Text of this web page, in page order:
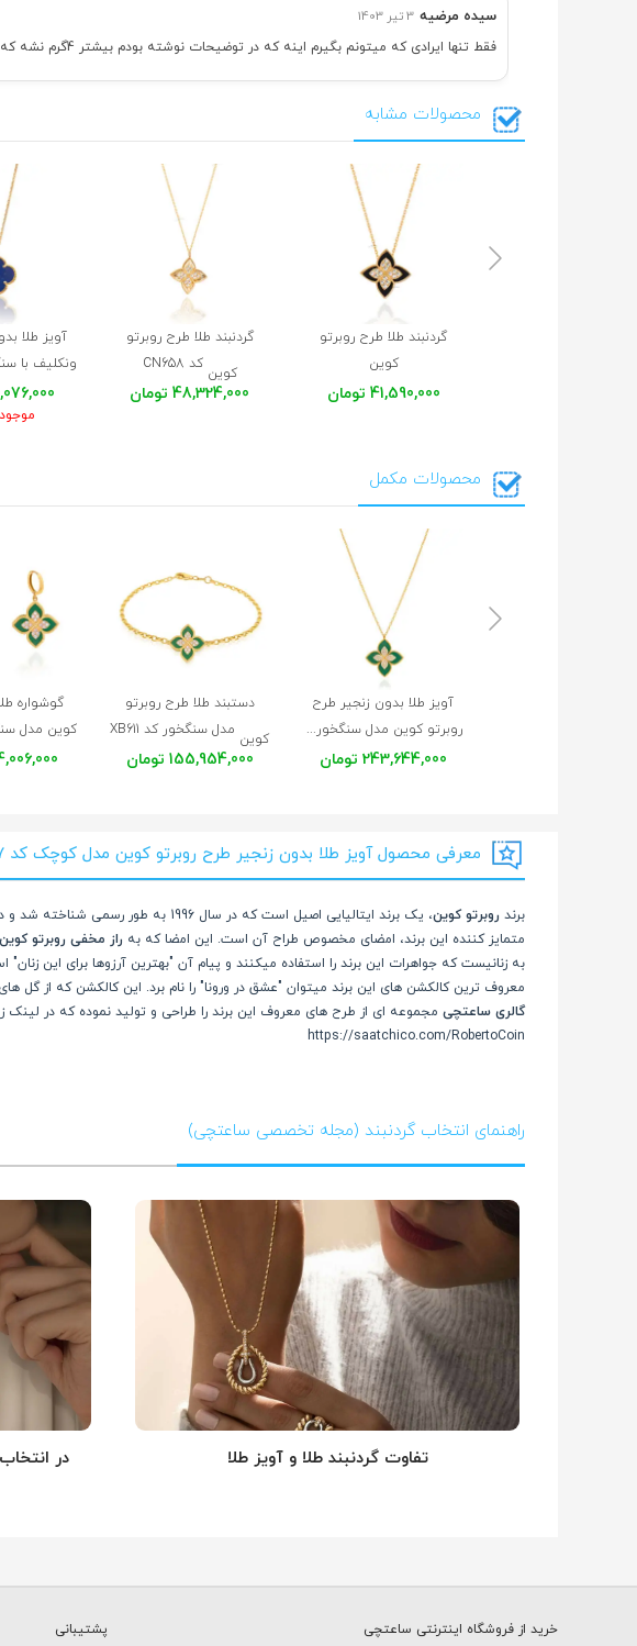
سیده مرضیه 3 تیر 1403
فقط تنها ایرادی که میتونم بگیرم اینه که در توضیحات نوشته بودم بیشتر 4گرم نشه که 0.390 سوت بیشتر شد
محصولات مشابه
گردنبند طلا طرح روبرتو
کوین
با سنگ اونیکس کد XN460
41,590,000 تومان
گردنبند طلا طرح روبرتو
کوین
کد CN658
48,324,000 تومان
آویز طلا
44,076,000
موجود
محصولات مکمل
آویز طلا بدون زنجیر طرح
روبرتو کوین مدل سنگخور کد XP234
243,644,000 تومان
دستبند طلا طرح روبرتو
کوین
مدل سنگخور کد XB611
155,954,000 تومان
گوشواره
234,006,000
معرفی محصول آویز طلا بدون زنجیر طرح روبرتو کوین مدل کوچک کد CP397
برند روبرتو کوین
، یک برند ایتالیایی اصیل است که
متمایز کننده این برند، امضای مخصوص طراح آن است. این امضا که به راز مخفی روبرتو کوین
به زنانیست که جواهرات این برند را استفاده میکنند و پیام آن "بهترین آرزوها برای این
معروف ترین کالکشن های این برند میتوان "عشق در ورونا" را نام برد. این کالکشن که از گل
گالری ساعتچی مجموعه ای از طرح های معروف این برند را طراحی و تولید نموده که در لینک
https://saatchico.com/RobertoCoin
راهنمای انتخاب گردنبند (مجله تخصصی ساعتچی)
تفاوت گردنبند طلا و آویز طلا در
خرید از فروشگاه اینترنتی ساعتچی پشتیبانی